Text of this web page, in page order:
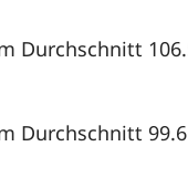
Durchschnitt
Durchschnitt